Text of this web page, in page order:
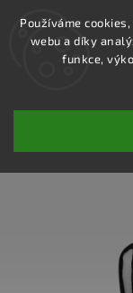
Používáme
webu a díky
funkce,
SS289E -